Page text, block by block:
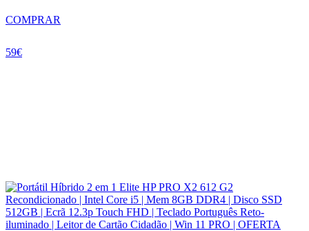
COMPRAR
59€